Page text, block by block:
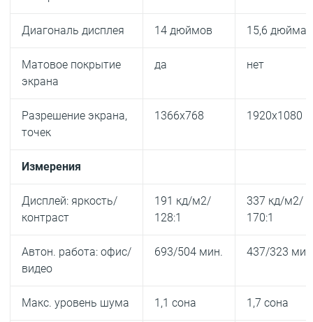
Диагональ дисплея 14 дюймов 15,6 дюйма
Матовое покрытие
экрана
да нет
Разрешение экрана,
точек
1366x768 1920x1080
Измерения
Дисплей: яркость/
контраст
191 кд/м2/
128:1
337 кд/м2/
170:1
Автон. работа: офис/
видео
693/504 мин. 437/323
Макс. уровень шума 1,1 сона 1,7 сона